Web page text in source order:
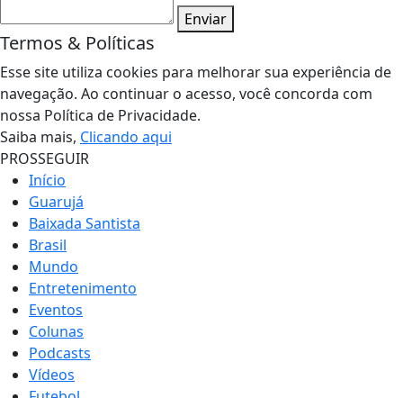
Enviar
Termos & Políticas
Esse site utiliza cookies para melhorar sua experiência de
navegação. Ao continuar o acesso, você concorda com
nossa Política de Privacidade.
Saiba mais, Clicando aqui
PROSSEGUIR
Início
Guarujá
Baixada Santista
Brasil
Mundo
Entretenimento
Eventos
Colunas
Podcasts
Vídeos